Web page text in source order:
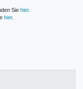
Sie hier.
hier.